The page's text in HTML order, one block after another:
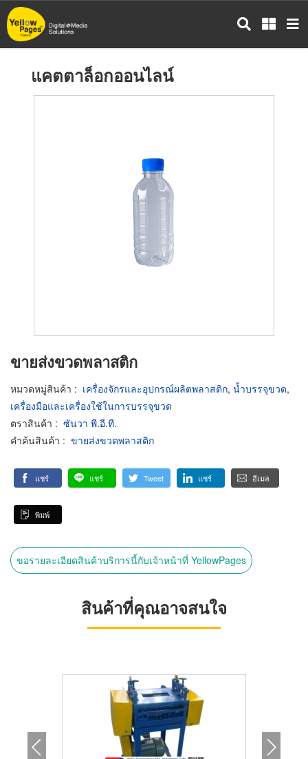
ข้าม
ไป
แคตตาล็อกออนไลน์
ขายส่งขวดพลาสติก
หมวดหมู่สินค้า : เครื่องจักรและอุปกรณ์ผลิตพลาสติก, น้ำบรรจุขวด,
เครื่องมือและเครื่องใช้ในการบรรจุขวด
ตราสินค้า : ซันวา พี.อี.ที.
คำค้นสินค้า : ขายส่งขวดพลาสติก
แชร์ แชร์ Tweet แชร์ อีเมล
พิมพ์
ขอรายละเอียดสินค้าบริการนี้กับเจ้าหน้าที่ YellowPages
สินค้าที่คุณอาจสนใจ